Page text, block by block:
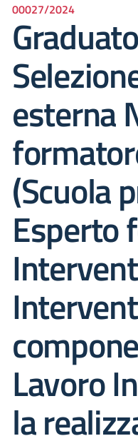
00027/2024
esterna
(Scuola
Esperto
Lavoro
la